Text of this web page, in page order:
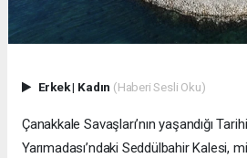
Erkek| Kadın (Haberi Sesli Oku)
Çanakkale Savaşları’nın yaşandığı
Yarımadası’ndaki Seddülbahir Kalesi,